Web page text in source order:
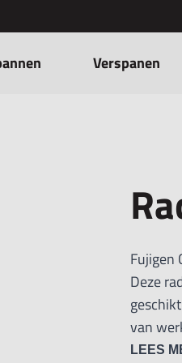
Verspanen
Fujigen
Deze
van
De
LEES